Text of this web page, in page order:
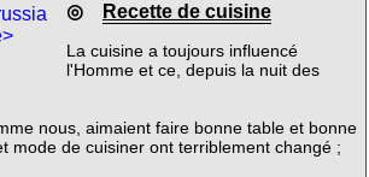
◎ Recette de cuisine
La cuisine a toujours influencé
l'Homme et ce, depuis la nuit des
nous, aimaient faire bonne table et bonne
mode de cuisiner ont terriblement changé ;